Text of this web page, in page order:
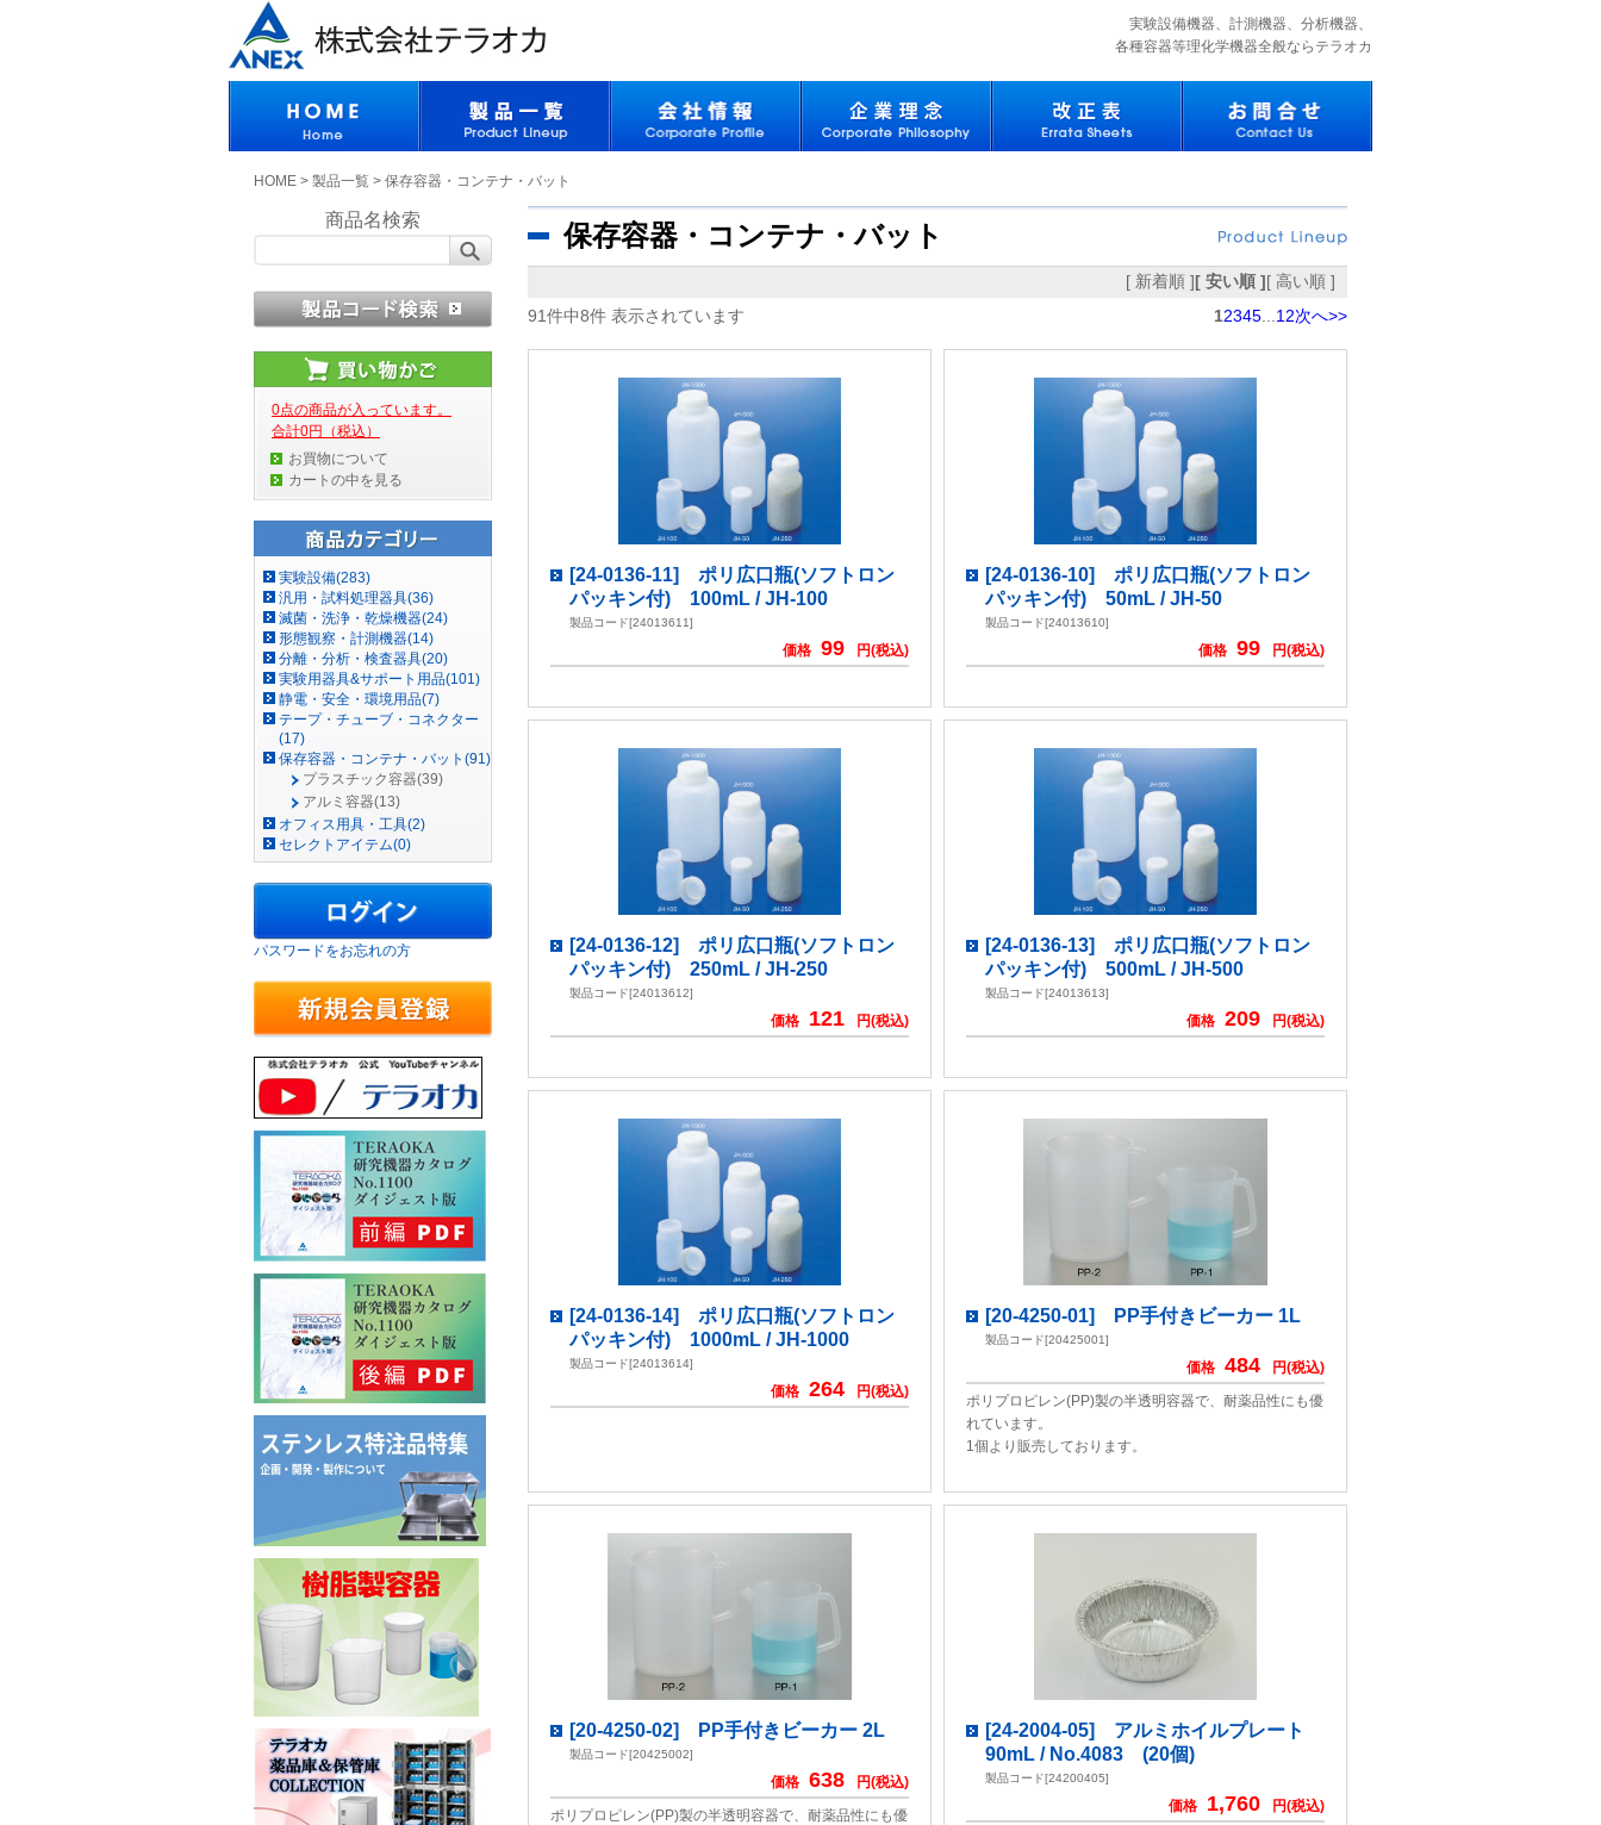
実験設備機器、計測機器、分析機器、
各種容器等理化学機器全般ならテラオカ
HOME > 製品一覧 > 保存容器・コンテナ・バット
商品名検索
0点の商品が入っています。
合計0円（税込）
お買物について
カートの中を見る
実験設備(283)
汎用・試料処理器具(36)
滅菌・洗浄・乾燥機器(24)
形態観察・計測機器(14)
分離・分析・検査器具(20)
実験用器具&サポート用品(101)
静電・安全・環境用品(7)
テープ・チューブ・コネクター
(17)
保存容器・コンテナ・バット(91)
プラスチック容器(39)
アルミ容器(13)
オフィス用具・工具(2)
セレクトアイテム(0)
パスワードをお忘れの方
保存容器・コンテナ・バット
[ 新着順 ][ 安い順 ][ 高い順 ]
91件中8件 表示されています
12345 12次へ>>
[24-0136-11] ポリ広口瓶(ソフトロン
パッキン付) 100mL / JH-100
製品コード[24013611]
価格 99 円(税込)
[24-0136-10] ポリ広口瓶(ソフトロン
パッキン付) 50mL / JH-50
製品コード[24013610]
価格 99 円(税込)
[24-0136-12] ポリ広口瓶(ソフトロン
パッキン付) 250mL / JH-250
製品コード[24013612]
価格 121 円(税込)
[24-0136-13] ポリ広口瓶(ソフトロン
パッキン付) 500mL / JH-500
製品コード[24013613]
価格 209 円(税込)
[24-0136-14] ポリ広口瓶(ソフトロン
パッキン付) 1000mL / JH-1000
製品コード[24013614]
価格 264 円(税込)
[20-4250-01] PP手付きビーカー 1L
製品コード[20425001]
価格 484
円(税込)
ポリプロピレン(PP)製の半透明容器で、耐薬品性にも優
れています。
1個より販売しております。
[20-4250-02] PP手付きビーカー 2L
製品コード[20425002]
価格 638
円(税込)
ポリプロピレン(PP)製の半透明容器で、耐薬品性にも優
[24-2004-05] アルミホイルプレート
90mL / No.4083 (20個)
製品コード[24200405]
価格 1,760 円(税込)